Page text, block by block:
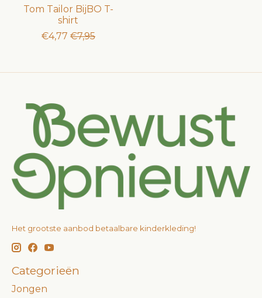
Tom Tailor BijBO T-
shirt
€4,77 €7,95
Het grootste aanbod betaalbare kinderkleding!
Categorieën
Jongen